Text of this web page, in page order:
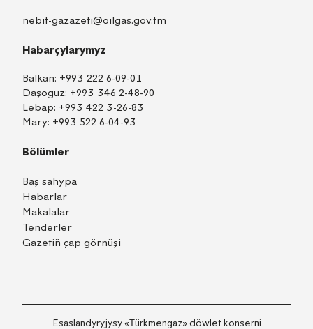
nebit-gazazeti@oilgas.gov.tm
Habarçylarymyz
Balkan: +993 222 6-09-01
Daşoguz: +993 346 2-48-90
Lebap: +993 422 3-26-83
Mary: +993 522 6-04-93
Bölümler
Baş sahypa
Habarlar
Makalalar
Tenderler
Gazetiň çap görnüşi
Esaslandyryjysy «Тürkmengaz» döwlet konserni